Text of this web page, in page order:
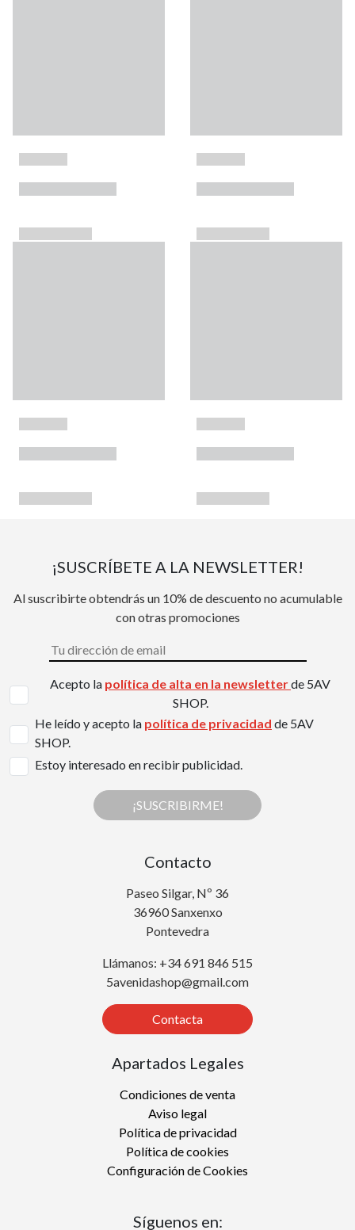
¡SUSCRÍBETE A LA NEWSLETTER!
Al suscribirte obtendrás un 10% de descuento no acumulable
con otras promociones
Acepto la política de alta en la newsletterde 5AV
SHOP.
He leído y acepto la política de privacidad de 5AV
SHOP.
Estoy interesado en recibir publicidad.
¡SUSCRIBIRME!
Contacto
Paseo Silgar, Nº 36
36960 Sanxenxo
Pontevedra
Llámanos: +34 691 846 515
5avenidashop@gmail.com
Contacta
Apartados Legales
Condiciones de venta
Aviso legal
Política de privacidad
Política de cookies
Configuración de Cookies
Síguenos en: